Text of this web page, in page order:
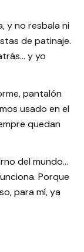
y no resbala ni
de patinaje.
y yo
pantalón
usado en el
quedan
del mundo…
Porque
para mí, ya